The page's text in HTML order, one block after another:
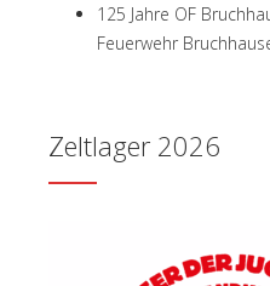
125 Jahre OF
Feuerwehr
Zeltlager 2026